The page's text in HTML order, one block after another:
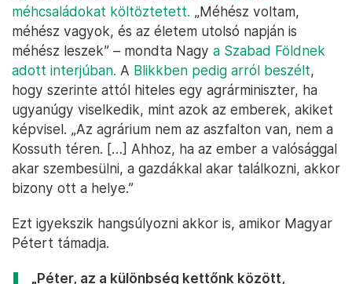
méhcsaládokat költöztetett. „Méhész voltam,
méhész vagyok, és az életem utolsó napján is
méhész leszek” – mondta Nagy a Szabad Földnek
adott interjúban. A Blikkben pedig arról beszélt,
hogy szerinte attól hiteles egy agrárminiszter, ha
ugyanúgy viselkedik, mint azok az emberek, akiket
képvisel. „Az agrárium nem az aszfalton van, nem a
Kossuth téren. […] Ahhoz, ha az ember a valósággal
akar szembesülni, a gazdákkal akar találkozni, akkor
bizony ott a helye.”
Ezt igyekszik hangsúlyozni akkor is, amikor Magyar
Pétert támadja.
„Péter, az a különbség kettőnk között,